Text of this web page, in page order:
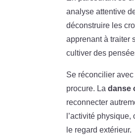
analyse attentive
déconstruire les
apprenant à traiter
cultiver des
Se réconcilier
procure. Ladanse
reconnecter
l’activité
le regard extérieur.